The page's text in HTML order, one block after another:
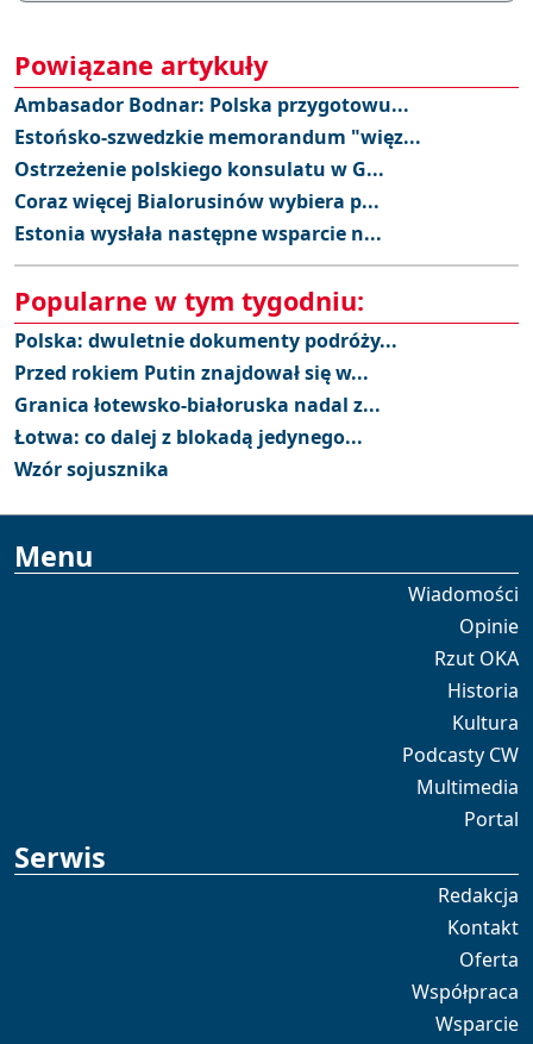
Powiązane artykuły
Ambasador Bodnar: Polska przygotowu...
Estońsko-szwedzkie memorandum "więz...
Ostrzeżenie polskiego konsulatu w G...
Coraz więcej Bialorusinów wybiera p...
Estonia wysłała następne wsparcie n...
Popularne w tym tygodniu:
Polska: dwuletnie dokumenty podróży...
Przed rokiem Putin znajdował się w...
Granica łotewsko-białoruska nadal z...
Łotwa: co dalej z blokadą jedynego...
Wzór sojusznika
Menu
Wiadomości
Opinie
Rzut OKA
Historia
Kultura
Podcasty CW
Multimedia
Portal
Serwis
Redakcja
Kontakt
Oferta
Współpraca
Wsparcie